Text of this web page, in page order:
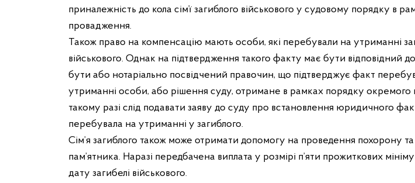
приналежність до кола сім’ї загиблого військового у судовому порядку в
провадження.
Також право на компенсацію мають особи, які перебували на утриманні
військового. Однак на підтвердження такого факту має бути відповідний
бути або нотаріально посвідчений правочин, що підтверджує факт
утриманні особи, або рішення суду, отримане в рамках порядку
такому разі слід подавати заяву до суду про встановлення юридичного
перебувала на утриманні у загиблого.
Сім’я загиблого також може отримати допомогу на проведення похорону
пам’ятника. Наразі передбачена виплата у розмірі п’яти прожиткових
дату загибелі військового.